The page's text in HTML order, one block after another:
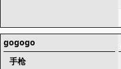
gogogo
手枪